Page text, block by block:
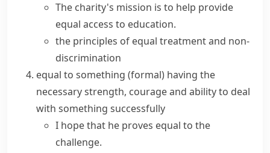
The charity's mission is to help provide
equal access to education.
the principles of equal treatmentand non-
discrimination
equal to something (formal) having the
necessary strength, courage and ability to deal
with something successfully
I hope that he proves equal to the
challenge.